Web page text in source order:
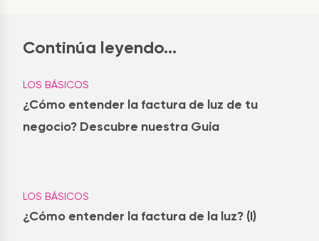
Continúa leyendo...
LOS BÁSICOS
¿Cómo entender la factura de luz de tu
negocio? Descubre nuestra Guía
LOS BÁSICOS
¿Cómo entender la factura de la luz? (I)